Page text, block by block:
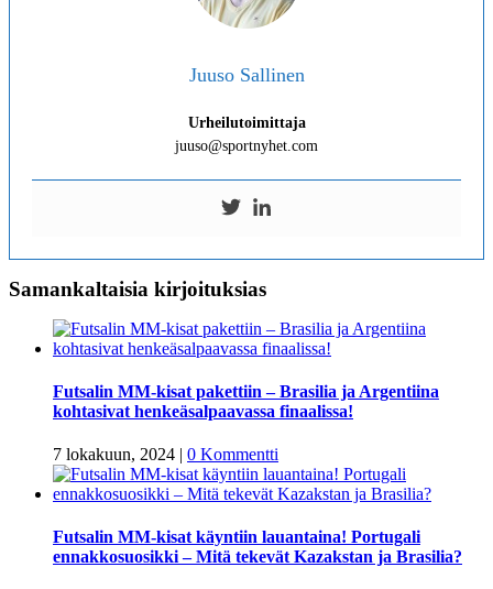
Juuso Sallinen
Urheilutoimittaja
juuso@sportnyhet.com
Samankaltaisia kirjoituksias
Futsalin MM-kisat pakettiin – Brasilia ja Argentiina
kohtasivat henkeäsalpaavassa finaalissa!
7 lokakuun, 2024 | 0 Kommentti
Futsalin MM-kisat käyntiin lauantaina! Portugali
ennakkosuosikki – Mitä tekevät Kazakstan ja Brasilia?